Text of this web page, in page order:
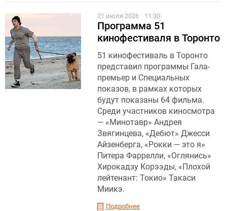
21 июля 2026 11:30
Программа 51
кинофестиваля в Торонто
51 кинофестиваль в Торонто
представил программы Гала-
премьер и Специальных
показов, в рамках которых
будут показаны 64 фильма.
Среди участников киносмотра
— «Минотавр» Андрея
Звягинцева, «Дебют» Джесси
Айзенберга, «Рокки — это я»
Питера Фаррелли, «Оглянись»
Хирокадзу Корээды, «Плохой
лейтенант: Токио» Такаси
Миикэ.
Подробнее